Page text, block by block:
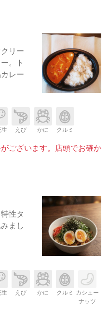
リー
。ト
レー
えび かに クルミ
ございます。店頭でお確か
性タ
まし
えび かに クルミ カシュー
ナッツ